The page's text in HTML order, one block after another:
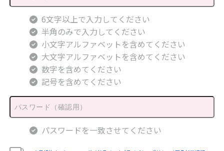
6文字以上で入力してください
半角のみで入力してください
小文字アルファベットを含めてください
大文字アルファベットを含めてください
数字を含めてください
記号を含めてください
パスワードを一致させてください